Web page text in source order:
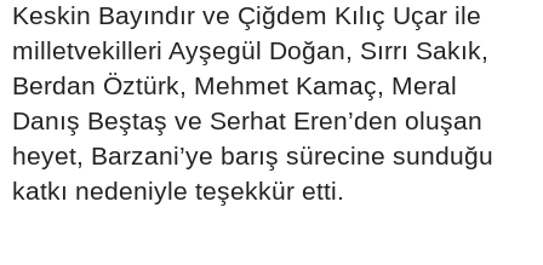
Keskin Bayındır ve Çiğdem Kılıç Uçar ile
milletvekilleri Ayşegül Doğan, Sırrı Sakık,
Berdan Öztürk, Mehmet Kamaç, Meral
Danış Beştaş ve Serhat Eren’den oluşan
heyet, Barzani’ye barış sürecine sunduğu
katkı nedeniyle teşekkür etti.